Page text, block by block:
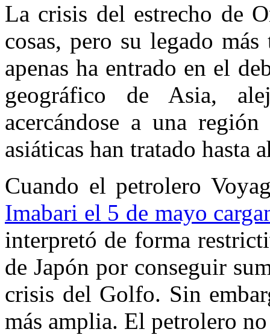
La crisis del estrecho de
cosas, pero su legado
apenas ha entrado en el
geográfico de Asia,
acercándose a una
asiáticas han tratado
Cuando el petrolero
Imabari el 5 de mayo
interpretó de forma
de Japón por conseguir
crisis del Golfo. Sin
más amplia. El petrolero